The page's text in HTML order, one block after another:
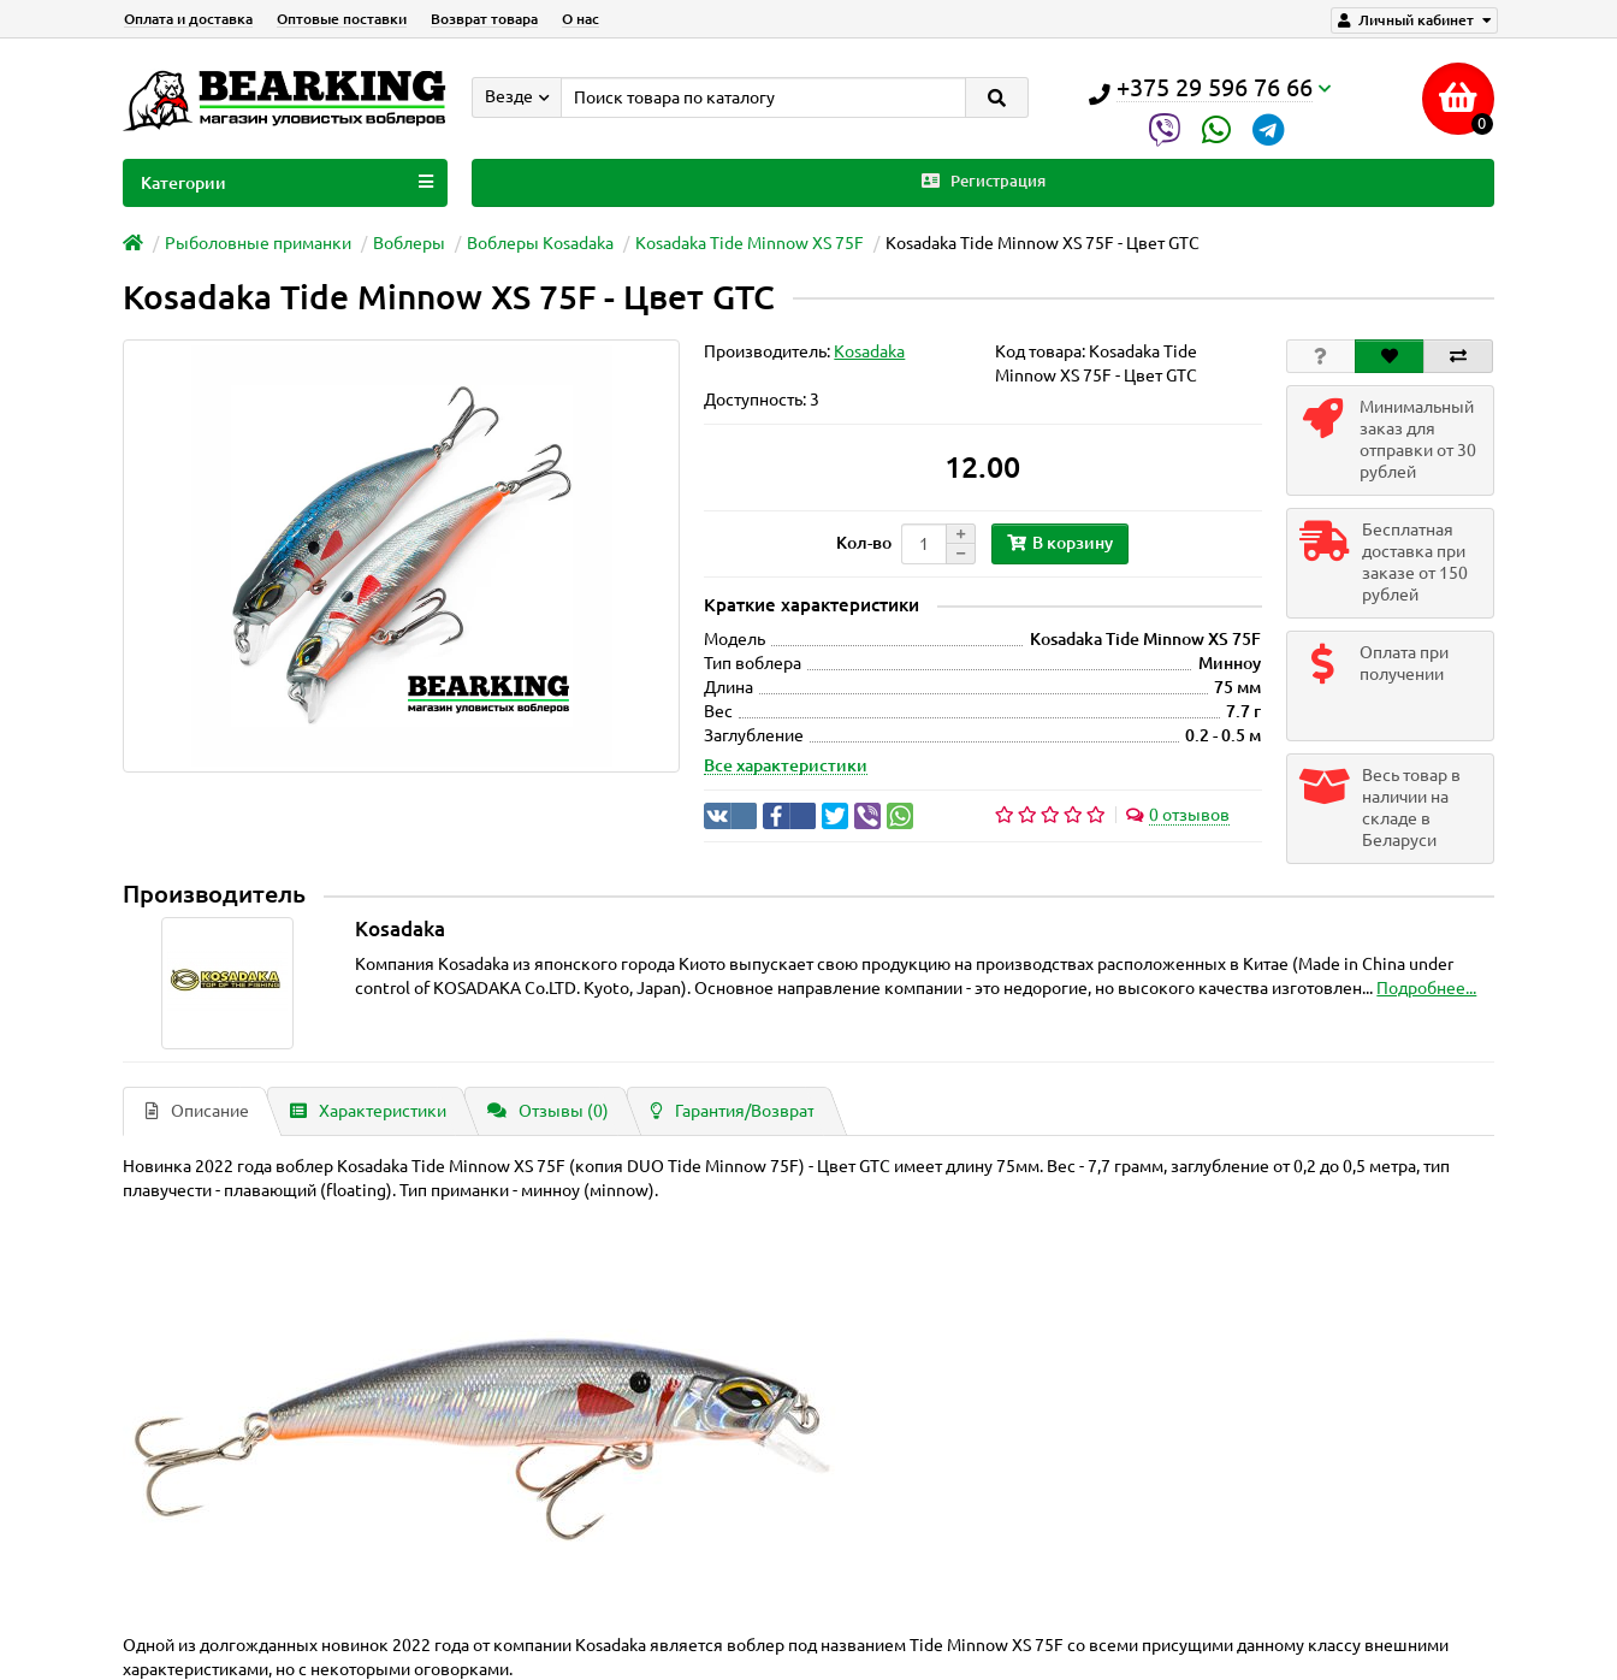
Личный кабинет
Оплата и доставка Оптовые поставки Возврат товара О нас
+375 29 596 76 66
0
Везде
Регистрация
Категории
Рыболовные приманки Воблеры Воблеры Kosadaka Kosadaka Tide Minnow XS 75F Kosadaka Tide Minnow XS 75F - Цвет GTC
Kosadaka Tide Minnow XS 75F - Цвет GTC
Производитель: Kosadaka Код товара: Kosadaka Tide
Minnow XS 75F - Цвет GTC
Доступность: 3
12.00
Кол-во В корзину
Краткие характеристики
Модель
Kosadaka Tide Minnow XS 75F
Тип воблера
Минноу
Длина
75 мм
Вес
7.7 г
Заглубление
0.2 - 0.5 м
Все характеристики
0 отзывов
Минимальный
заказ для
отправки от 30
рублей
Бесплатная
доставка при
заказе от 150
рублей
Оплата при
получении
Весь товар в
наличии на
складе в
Беларуси
Производитель
Kosadaka
Компания Kosadaka из японского города Киото выпускает свою продукцию на производствах расположенных в Китае (Made in China under
control of KOSADAKA Co.LTD. Kyoto, Japan). Основное направление компании - это недорогие, но высокого качества изготовлен... Подробнее...
Описание Характеристики Отзывы (0) Гарантия/Возврат
Новинка 2022 года воблер Kosadaka Tide Minnow XS 75F (копия DUO Tide Minnow 75F) - Цвет GTC имеет длину 75мм. Вес - 7,7 грамм, заглубление от 0,2 до 0,5 метра, тип
плавучести - плавающий (floating). Тип приманки - минноу (мinnow).
Одной из долгожданных новинок 2022 года от компании Kosadaka является воблер под названием Tide Minnow XS 75F со всеми присущими данному классу внешними
характеристиками, но с некоторыми оговорками.